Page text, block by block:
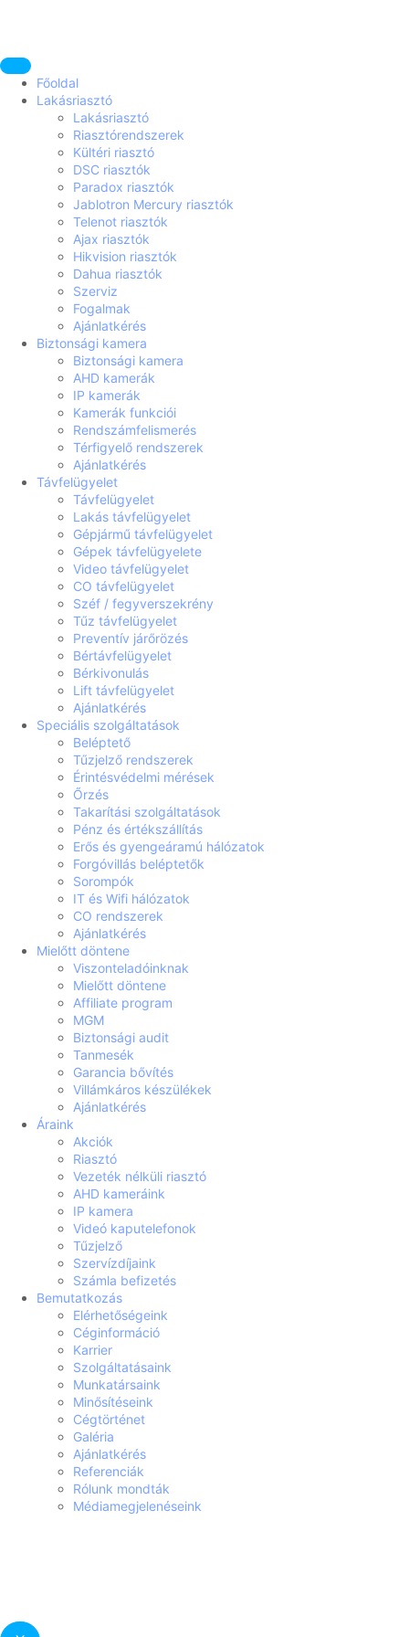
Főoldal
Lakásriasztó
Lakásriasztó
Riasztórendszerek
Kültéri riasztó
DSC riasztók
Paradox riasztók
Jablotron Mercury riasztók
Telenot riasztók
Ajax riasztók
Hikvision riasztók
Dahua riasztók
Szerviz
Fogalmak
Ajánlatkérés
Biztonsági kamera
Biztonsági kamera
AHD kamerák
IP kamerák
Kamerák funkciói
Rendszámfelismerés
Térfigyelő rendszerek
Ajánlatkérés
Távfelügyelet
Távfelügyelet
Lakás távfelügyelet
Gépjármű távfelügyelet
Gépek távfelügyelete
Video távfelügyelet
CO távfelügyelet
Széf / fegyverszekrény
Tűz távfelügyelet
Preventív járőrözés
Bértávfelügyelet
Bérkivonulás
Lift távfelügyelet
Ajánlatkérés
Speciális szolgáltatások
Beléptető
Tűzjelző rendszerek
Érintésvédelmi mérések
Őrzés
Takarítási szolgáltatások
Pénz és értékszállítás
Erős és gyengeáramú hálózatok
Forgóvillás beléptetők
Sorompók
IT és Wifi hálózatok
CO rendszerek
Ajánlatkérés
Mielőtt döntene
Viszonteladóinknak
Mielőtt döntene
Affiliate program
MGM
Biztonsági audit
Tanmesék
Garancia bővítés
Villámkáros készülékek
Ajánlatkérés
Áraink
Akciók
Riasztó
Vezeték nélküli riasztó
AHD kameráink
IP kamera
Videó kaputelefonok
Tűzjelző
Szervízdíjaink
Számla befizetés
Bemutatkozás
Elérhetőségeink
Céginformáció
Karrier
Szolgáltatásaink
Munkatársaink
Minősítéseink
Cégtörténet
Galéria
Ajánlatkérés
Referenciák
Rólunk mondták
Médiamegjelenéseink